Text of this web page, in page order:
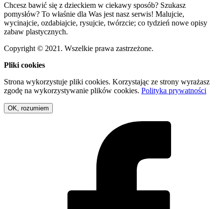
Chcesz bawić się z dzieckiem w ciekawy sposób? Szukasz
pomysłów? To właśnie dla Was jest nasz serwis! Malujcie,
wycinajcie, ozdabiajcie, rysujcie, twórzcie; co tydzień nowe opisy
zabaw plastycznych.
Copyright © 2021. Wszelkie prawa zastrzeżone.
Pliki cookies
Strona wykorzystuje pliki cookies. Korzystając ze strony wyrażasz
zgodę na wykorzystywanie plików cookies. Polityka prywatności
OK, rozumiem